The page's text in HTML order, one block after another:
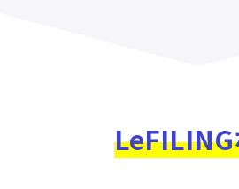
LeFILING